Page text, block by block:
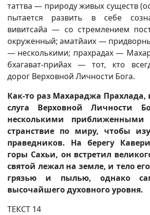
таттва — природу живых существ
пытается развить в себе
вивитсайа — со стремлением
окруженный; аматйаих —
— несколькими; прахрадах —
бхагават-прийах — тот, кто
дорог Верховной Личности Бога.
Как-то раз Махараджа
слуга Верховной Личности
несколькими приближенными
странствие по миру, чтобы
праведников. На берегу
горы Сахьи, он встретил
святой лежал на земле, и тело
грязью и пылью, однако
высочайшего духовного уровня.
ТЕКСТ 14